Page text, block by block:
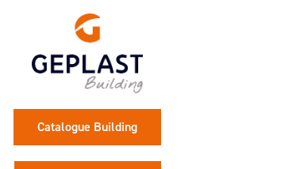
Catalogue Building